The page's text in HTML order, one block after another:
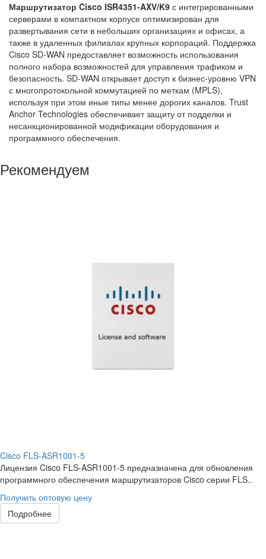
Маршрутизатор Cisco ISR4351-AXV/K9 с интегрированными
серверами в компактном корпусе оптимизирован для
развертывания сети в небольших организациях и офисах, а
также в удаленных филиалах крупных корпораций. Поддержка
Cisco SD-WAN предоставляет возможность использования
полного набора возможностей для управления трафиком и
безопасность. SD-WAN открывает доступ к бизнес-уровню VPN
с многопротокольной коммутацией по меткам (MPLS),
используя при этом иные типы менее дорогих каналов. Trust
Anchor Technologies обеспечивает защиту от подделки и
несанкционированной модификации оборудования и
программного обеспечения.
Рекомендуем
Cisco FLS-ASR1001-5
Лицензия Cisco FLS-ASR1001-5 предназначена для обновления
программного обеспечения маршрутизаторов Cisco серии FLS..
Получить оптовую цену
Подробнее